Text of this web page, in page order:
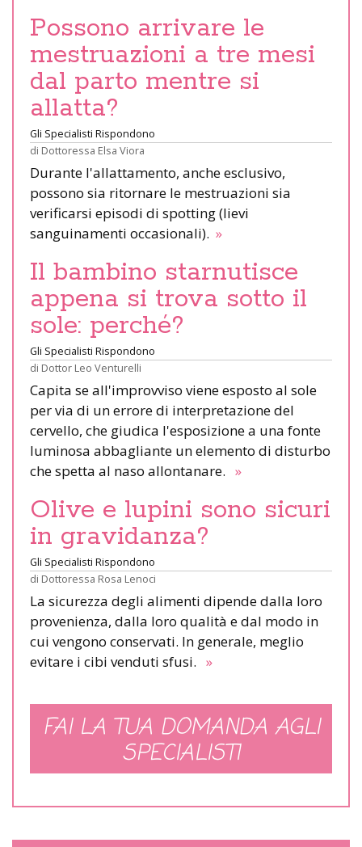
Possono arrivare le
mestruazioni a tre mesi
dal parto mentre si
allatta?
Gli Specialisti Rispondono
di Dottoressa Elsa Viora
Durante l'allattamento, anche esclusivo,
possono sia ritornare le mestruazioni sia
verificarsi episodi di spotting (lievi
sanguinamenti occasionali). »
Il bambino starnutisce
appena si trova sotto il
sole: perché?
Gli Specialisti Rispondono
di Dottor Leo Venturelli
Capita se all'improvviso viene esposto al sole
per via di un errore di interpretazione del
cervello, che giudica l'esposizione a una fonte
luminosa abbagliante un elemento di disturbo
che spetta al naso allontanare. »
Olive e lupini sono sicuri
in gravidanza?
Gli Specialisti Rispondono
di Dottoressa Rosa Lenoci
La sicurezza degli alimenti dipende dalla loro
provenienza, dalla loro qualità e dal modo in
cui vengono conservati. In generale, meglio
evitare i cibi venduti sfusi. »
FAI LA TUA DOMANDA AGLI
SPECIALISTI